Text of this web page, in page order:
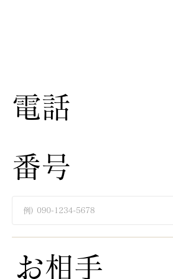
​電話
番号
​お相手